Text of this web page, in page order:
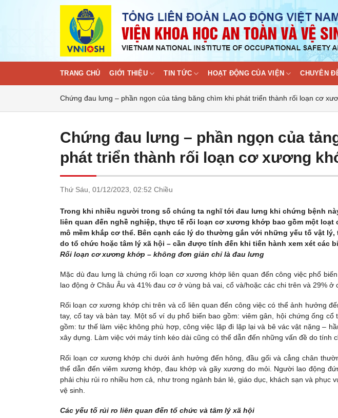
TRANG CHỦ GIỚI THIỆU TIN TỨC HOẠT ĐỘNG CỦA VIỆN CHUYÊN
Chứng đau lưng – phần ngọn của tảng băng chìm khi phát triển thành rối loạn cơ
Chứng đau lưng – phần ngọn của
phát triển thành rối loạn cơ xương
Thứ Sáu, 01/12/2023, 02:52 Chiều
Trong khi nhiều người trong số chúng ta nghĩ tới đau lưng khi chứng bệnh
liên quan đến nghề nghiệp, thực tế rối loạn cơ xương khớp bao gồm một loạt
mô mềm khắp cơ thể. Bên cạnh các lý do thường gắn với những yếu tố vật
do tổ chức hoặc tâm lý xã hội – cần được tính đến khi tiến hành xem xét các
Rối loạn cơ xương khớp – không đơn giản chỉ là đau lưng
Mặc dù đau lưng là chứng rối loạn cơ xương khớp liên quan đến công việc phổ
lao động ở Châu Âu và 41% đau cơ ở vùng bả vai, cổ và/hoặc các chi trên và 29% ở
Rối loạn cơ xương khớp chi trên và cổ liên quan đến công việc có thể ảnh hưởng
tay, cổ tay và bàn tay. Một số ví dụ phổ biến bao gồm: viêm gân, hội chứng ống
gồm: tư thế làm việc không phù hợp, công việc lặp đi lặp lại và bê vác vật nặng –
xây dựng. Làm việc với máy tính kéo dài cũng có thể dẫn đến những vấn đề do tính
Rối loạn cơ xương khớp chi dưới ảnh hưởng đến hông, đầu gối và cẳng chân
thể dẫn đến viêm xương khớp, đau khớp và gãy xương do mỏi. Người lao động
phải chịu rủi ro nhiều hơn cả, như trong ngành bán lẻ, giáo dục, khách sạn và phục
vệ sinh.
Các yếu tố rủi ro liên quan đến tổ chức và tâm lý xã hội